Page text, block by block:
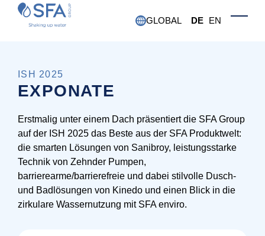
Skip to main content
GLOBAL
DE EN
ISH 2025
EXPONATE
Erstmalig unter einem Dach präsentiert die SFA Group
auf der ISH 2025 das Beste aus der SFA Produktwelt:
die smarten Lösungen von Sanibroy, leistungsstarke
Technik von Zehnder Pumpen,
barrierearme/barrierefreie und dabei stilvolle Dusch-
und Badlösungen von Kinedo und einen Blick in die
zirkulare Wassernutzung mit SFA enviro.